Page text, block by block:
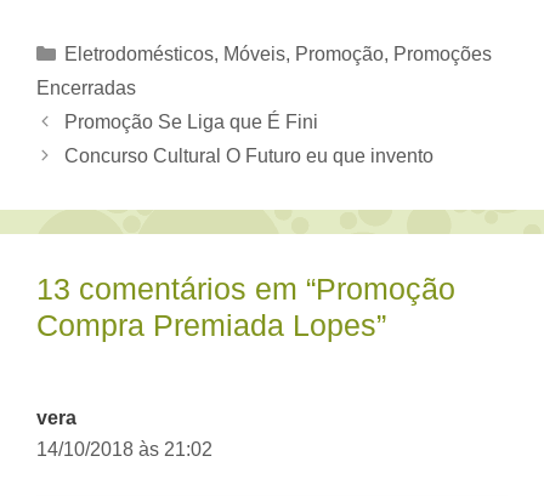
Categorias
Eletrodomésticos, Móveis, Promoção, Promoções
Encerradas
Promoção Se Liga que É Fini
Concurso Cultural O Futuro eu que invento
13 comentários em “Promoção
Compra Premiada Lopes”
vera
14/10/2018 às 21:02